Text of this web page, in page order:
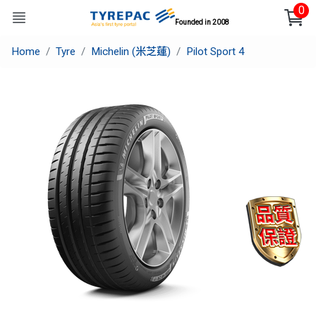
Founded in 2008
0
Home Tyre Michelin (米芝蓮) Pilot Sport 4